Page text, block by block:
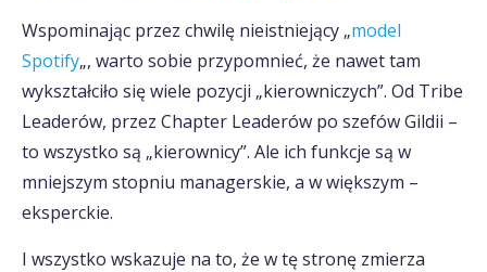
Wspominając przez chwilę nieistniejący „model
Spotify„, warto sobie przypomnieć, że nawet tam
wykształciło się wiele pozycji „kierowniczych”. Od Tribe
Leaderów, przez Chapter Leaderów po szefów Gildii –
to wszystko są „kierownicy”. Ale ich funkcje są w
mniejszym stopniu managerskie, a w większym –
eksperckie.
I wszystko wskazuje na to, że w tę stronę zmierza